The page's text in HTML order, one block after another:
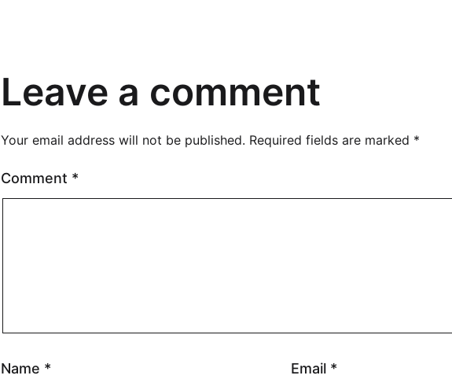
Leave a comment
Your email address will not be published. Required fields are marked *
Comment *
Name * Email *